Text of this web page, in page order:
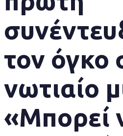
τον όγκο
νωτιαίο
«Μπορεί